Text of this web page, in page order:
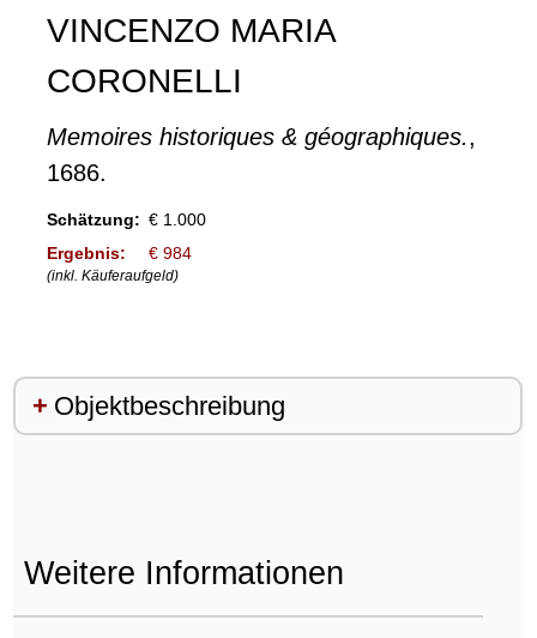
VINCENZO MARIA
CORONELLI
Memoires historiques & géographiques.,
1686.
Schätzung: € 1.000
Ergebnis:
€ 984
(inkl. Käuferaufgeld)
Objektbeschreibung
Weitere Informationen